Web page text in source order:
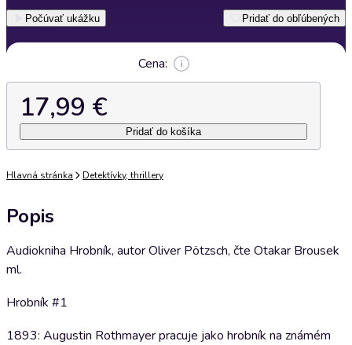
Počúvať ukážku Pridať do obľúbených
Cena:
17,99 €
Pridať do košíka
Hlavná stránka Detektívky, thrillery
Popis
Audiokniha Hrobník, autor Oliver Pötzsch, čte Otakar Brousek
ml.
Hrobník #1
1893: Augustin Rothmayer pracuje jako hrobník na známém